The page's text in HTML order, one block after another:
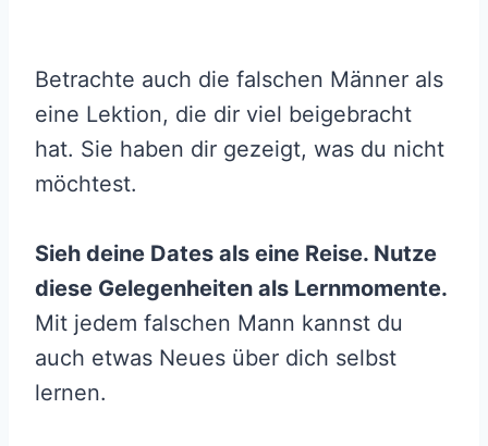
Betrachte auch die falschen Männer als
eine Lektion, die dir viel beigebracht
hat. Sie haben dir gezeigt, was du nicht
möchtest.
Sieh deine Dates als eine Reise. Nutze
diese Gelegenheiten als Lernmomente.
Mit jedem falschen Mann kannst du
auch etwas Neues über dich selbst
lernen.